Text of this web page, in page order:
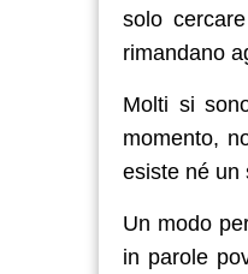
solo
rimandano
Molti si
momento,
esiste né un
Un modo
in parole